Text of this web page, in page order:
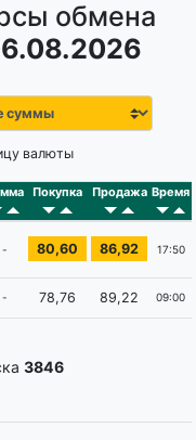
обмена
валюты
Покупка Продажа Время
- 80,60 86,92 17:50
- 78,76 89,22 09:00
3846